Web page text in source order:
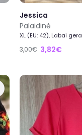
Jessica
Palaidinė
XL (EU: 42), Labai gera
3,00€ 3,82€